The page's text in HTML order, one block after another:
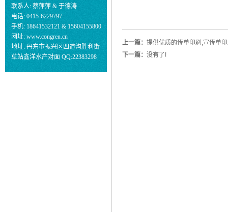
联系人: 蔡萍萍 & 于德涛
电话: 0415-6229797
手机: 18641532121 & 15604155800
网址: www.congren.cn
地址: 丹东市振兴区四道沟胜利街
草站鑫洋水产对面 QQ:22383298
上一篇： 提供优质的传单印刷,宣传单
下一篇： 没有了!